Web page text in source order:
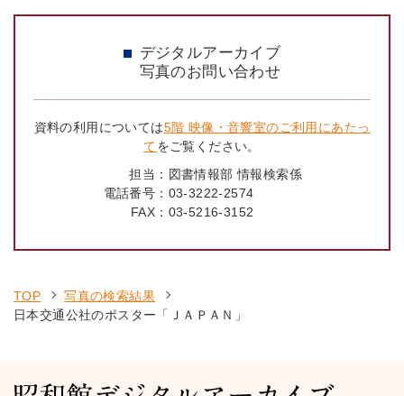
デジタルアーカイブ
写真のお問い合わせ
資料の利用については5階 映像・音響室のご利用にあたっ
てをご覧ください。
担当： 図書情報部 情報検索係
電話番号： 03-3222-2574
FAX： 03-5216-3152
TOP
写真の検索結果
日本交通公社のポスター「ＪＡＰＡＮ」